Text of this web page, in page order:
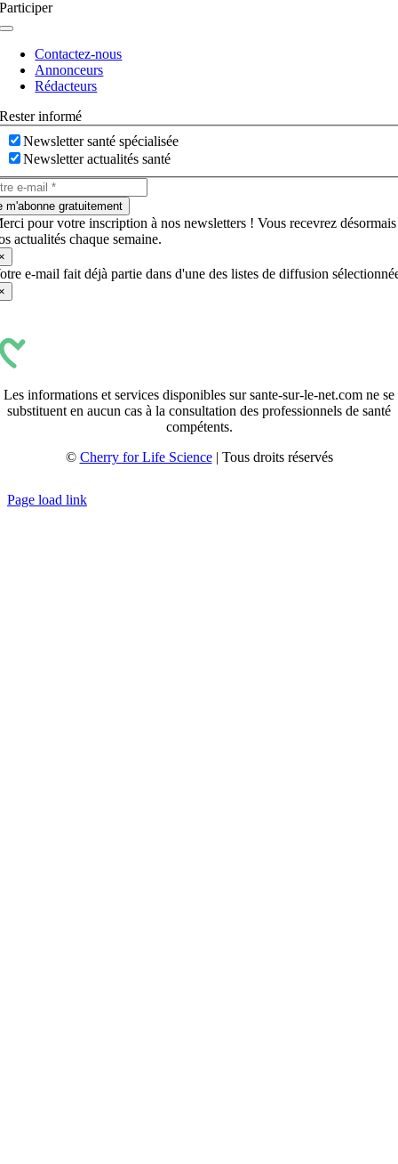
Participer
Navigation
basculeContactez-nous
Annonceurs
Rédacteurs
Rester informé
Newsletter santé spécialisée
Newsletter actualités santé
m'abonne gratuitement
pour votre inscription à nos newsletters ! Vous recevrez désormais
actualités chaque semaine.
e-mail fait déjà partie dans d'une des listes de diffusion
Les informations et services disponibles sur sante-sur-le-net.com ne se
substituent en aucun cas à la consultation des professionnels de santé
compétents.
© Cherry for Life Science| Tous droits réservés
Page load link